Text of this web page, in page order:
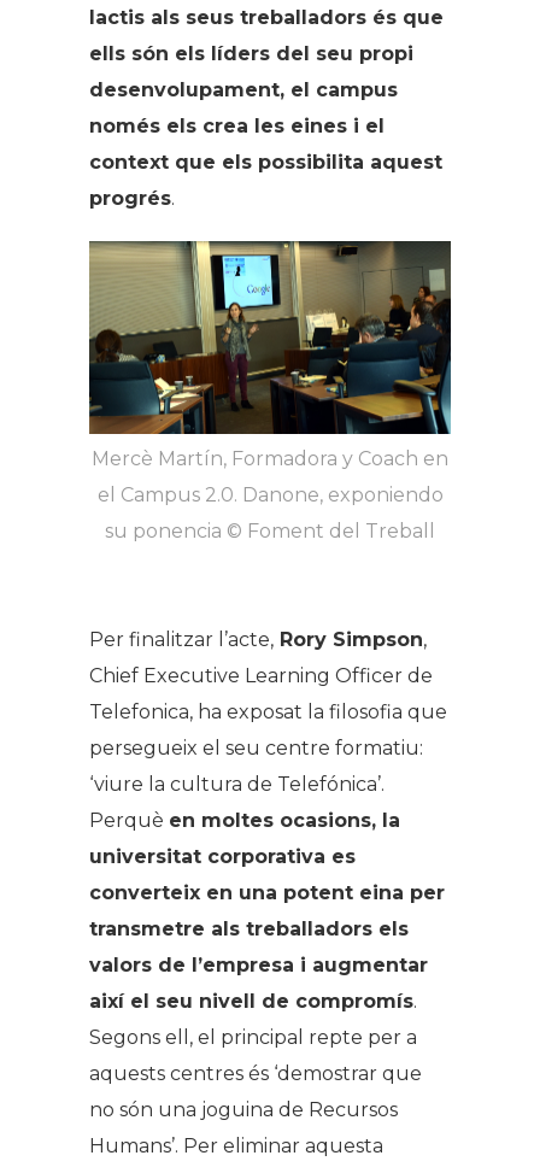
lactis als seus treballadors és que
ells són els líders del seu propi
desenvolupament, el campus
només els crea les eines i el
context que els possibilita aquest
progrés.
Mercè Martín, Formadora y Coach en
el Campus 2.0. Danone, exponiendo
su ponencia © Foment del Treball
Per finalitzar l’acte, Rory Simpson,
Chief Executive Learning Officer de
Telefonica, ha exposat la filosofia que
persegueix el seu centre formatiu:
‘viure la cultura de Telefónica’.
Perquè en moltes ocasions, la
universitat corporativa es
converteix en una potent eina per
transmetre als treballadors els
valors de l’empresa i augmentar
així el seu nivell de compromís.
Segons ell, el principal repte per a
aquests centres és ‘demostrar que
no són una joguina de Recursos
Humans’. Per eliminar aquesta